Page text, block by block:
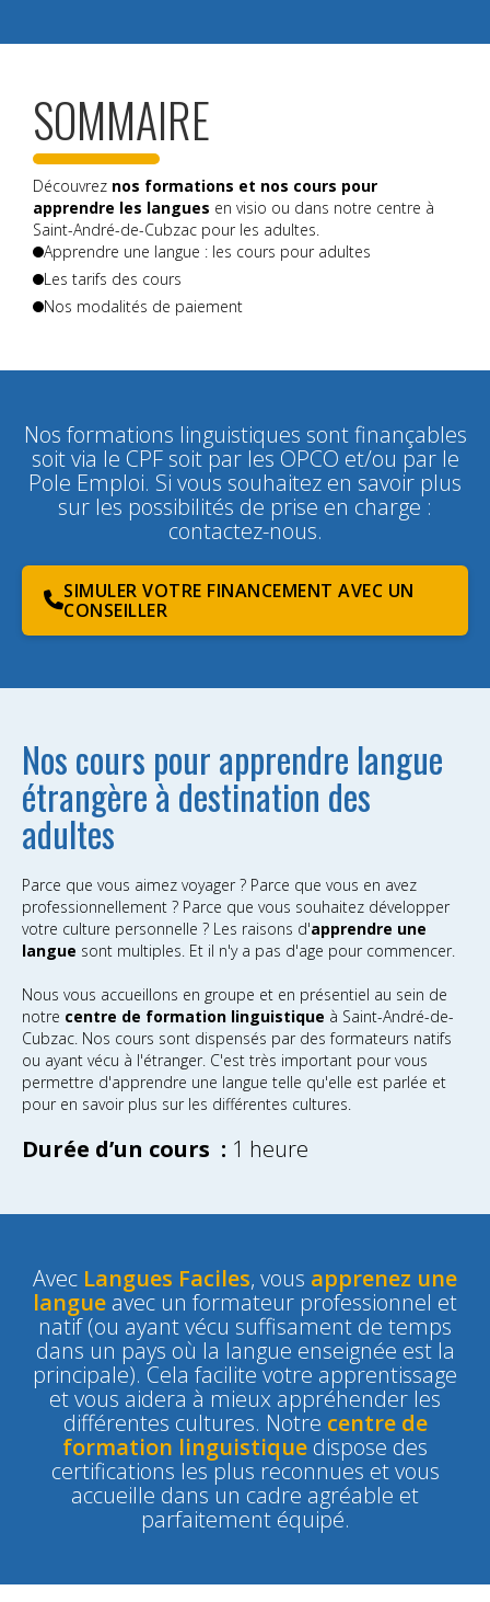
SOMMAIRE
Découvrez nos formations et nos cours pour
apprendre les langues en visio ou dans notre centre à
Saint-André-de-Cubzac pour les adultes.
Apprendre une langue : les cours pour adultes
Les tarifs des cours
Nos modalités de paiement
Nos formations linguistiques sont finançables
soit via le CPF soit par les OPCO et/ou par le
Pole Emploi. Si vous souhaitez en savoir plus
sur les possibilités de prise en charge :
contactez-nous.
SIMULER VOTRE FINANCEMENT AVEC UN
CONSEILLER
Nos cours pour apprendre langue
étrangère à destination des
adultes
Parce que vous aimez voyager ? Parce que vous en avez
professionnellement ? Parce que vous souhaitez développer
votre culture personnelle ? Les raisons d'apprendre une
langue sont multiples. Et il n'y a pas d'age pour commencer.
Nous vous accueillons en groupe et en présentiel au sein de
notre centre de formation linguistique à Saint-André-de-
Cubzac. Nos cours sont dispensés par des formateurs natifs
ou ayant vécu à l'étranger. C'est très important pour vous
permettre d'apprendre une langue telle qu'elle est parlée et
pour en savoir plus sur les différentes cultures.
Durée d’un cours : 1 heure
Avec Langues Faciles, vous apprenez une
langue avec un formateur professionnel et
natif (ou ayant vécu suffisament de temps
dans un pays où la langue enseignée est la
principale). Cela facilite votre apprentissage
et vous aidera à mieux appréhender les
différentes cultures. Notre centre de
formation linguistique dispose des
certifications les plus reconnues et vous
accueille dans un cadre agréable et
parfaitement équipé.